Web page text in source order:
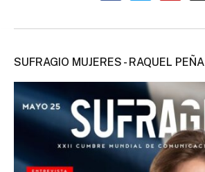
SUFRAGIO MUJERES - RAQUEL PEÑA